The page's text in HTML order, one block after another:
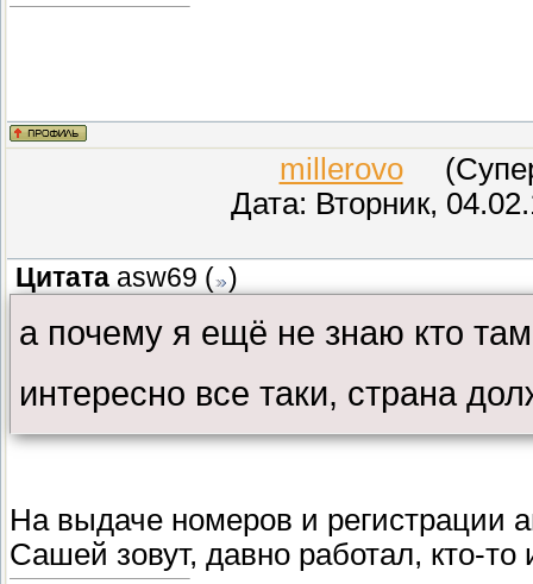
millerovo
Дата: Вторник,
Цитата asw69 ( )
а почему я ещё не знаю кто
интересно все таки, страна
На выдаче номеров и регистрации
Сашей зовут, давно работал, кто-то